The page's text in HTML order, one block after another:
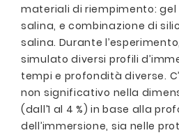
materiali di riempimento: gel
salina, e combinazione di
salina. Durante
simulato diversi profili
tempi e profondità diverse.
non significativo nella
(dall’1 al 4 %) in base alla
dell’immersione, sia nelle